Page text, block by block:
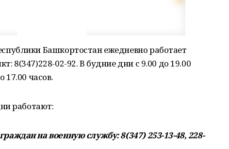
Башкортостан ежедневно работает
8(347)228-02-92. В будние дни с 9.00 до 19.00
17.00 часов.
работают:
на военную службу: 8(347) 253-13-48, 228-